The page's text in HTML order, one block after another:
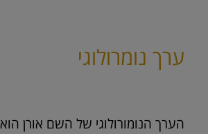
ערך נומרולוגי
הערך הנומורולוגי של השם אורן הוא